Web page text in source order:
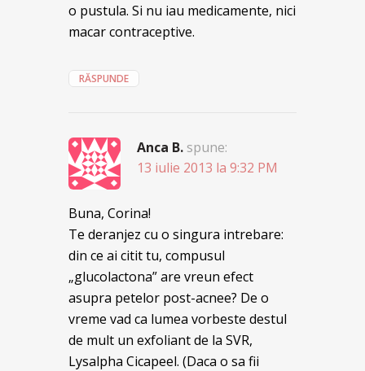
o pustula. Si nu iau medicamente, nici
macar contraceptive.
RĂSPUNDE
Anca B. spune:
13 iulie 2013 la 9:32 PM
Buna, Corina!
Te deranjez cu o singura intrebare:
din ce ai citit tu, compusul
„glucolactona” are vreun efect
asupra petelor post-acnee? De o
vreme vad ca lumea vorbeste destul
de mult un exfoliant de la SVR,
Lysalpha Cicapeel. (Daca o sa fii